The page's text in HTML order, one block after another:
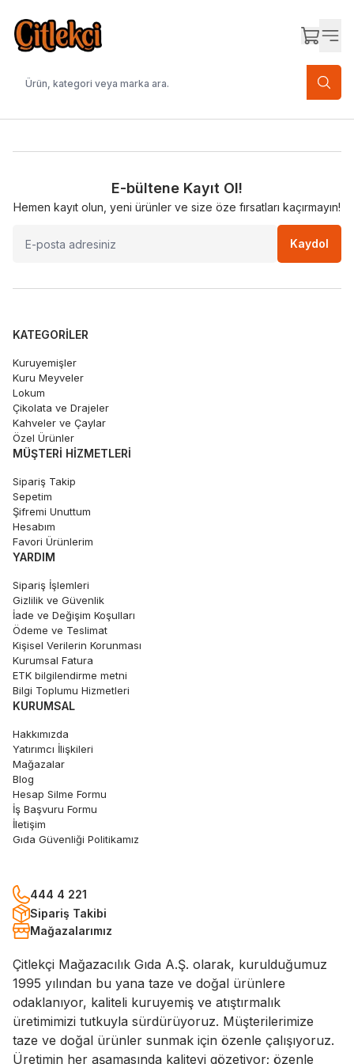
E-bültene Kayıt Ol!
Hemen kayıt olun, yeni ürünler ve size öze fırsatları kaçırmayın!
Kaydol
444 4 221
Sipariş Takibi
Mağazalarımız
Çitlekçi Mağazacılık Gıda A.Ş. olarak, kurulduğumuz
1995 yılından bu yana taze ve doğal ürünlere
odaklanıyor, kaliteli kuruyemiş ve atıştırmalık
üretimimizi tutkuyla sürdürüyoruz. Müşterilerimize
taze ve doğal ürünler sunmak için özenle çalışıyoruz.
Üretimin her aşamasında kaliteyi gözetiyor; özenle
KATEGORILER
Kuruyemişler
Kuru Meyveler
Lokum
Çikolata ve Drajeler
Kahveler ve Çaylar
Özel Ürünler
MÜŞTERI HIZMETLERI
Sipariş Takip
Sepetim
Şifremi Unuttum
Hesabım
Favori Ürünlerim
YARDIM
Sipariş İşlemleri
Gizlilik ve Güvenlik
İade ve Değişim Koşulları
Ödeme ve Teslimat
Kişisel Verilerin Korunması
Kurumsal Fatura
ETK bilgilendirme metni
Bilgi Toplumu Hizmetleri
KURUMSAL
Hakkımızda
Yatırımcı İlişkileri
Mağazalar
Blog
Hesap Silme Formu
İş Başvuru Formu
İletişim
Gıda Güvenliği Politikamız